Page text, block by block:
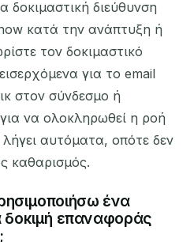
δοκιμαστική διεύθυνση
κατά την ανάπτυξη ή
τον δοκιμαστικό
για το email
στον σύνδεσμο ή
να ολοκληρωθεί η ροή
αυτόματα, οπότε δεν
καθαρισμός.
ένα
δοκιμή επαναφοράς